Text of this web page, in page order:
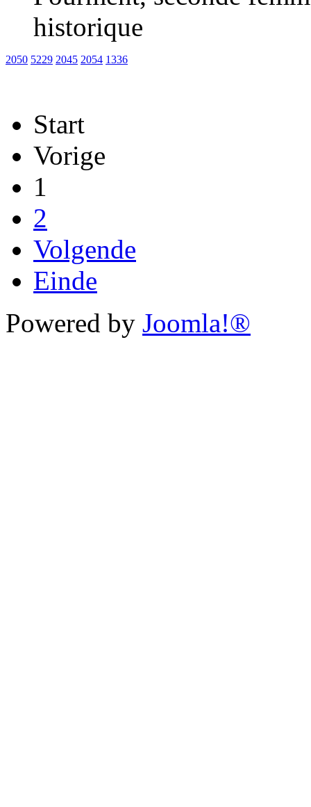
historique
2050 5229 2045 2054 1336
Start
Vorige
1
2
Volgende
Einde
Powered by Joomla!®